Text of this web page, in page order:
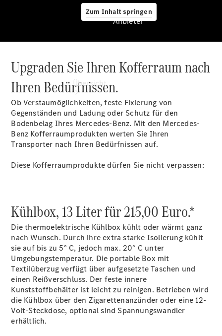
Zum Inhalt springen
Anbieter
Übersicht
Startseite
finden
Probefahrt
vereinbaren
Beratung
vereinbaren
Servicetermin
vereinbaren
Tel: +49
2451 9845
0
Anbieter
Upgraden Sie Ihren Kofferraum nach
Ihren Bedürfnissen.
Ob Verstaumöglichkeiten, feste Fixierung von
Gegenständen und Ladung oder Schutz für den
Bodenbelag Ihres Mercedes-Benz. Mit den Mercedes-
Benz Kofferraumprodukten werten Sie Ihren
Transporter nach Ihren Bedürfnissen auf.
Diese Kofferraumprodukte dürfen Sie nicht verpassen:
Kühlbox, 13 Liter für 215,00 Euro.*
Die thermoelektrische Kühlbox kühlt oder wärmt ganz
nach Wunsch. Durch ihre extra starke Isolierung kühlt
sie auf bis zu 5° C, jedoch max. 20° C unter
Umgebungstemperatur. Die portable Box mit
Textilüberzug verfügt über aufgesetzte Taschen und
einen Reißverschluss. Der feste innere
Kunststoffbehälter ist leicht zu reinigen. Betrieben wird
die Kühlbox über den Zigarettenanzünder oder eine 12-
Volt-Steckdose, optional sind Spannungswandler
erhältlich.